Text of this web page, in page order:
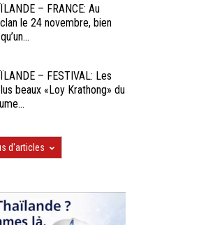
– FRANCE: Au
le 24 novembre, bien
– FESTIVAL: Les
beaux «Loy Krathong» du
d'articles